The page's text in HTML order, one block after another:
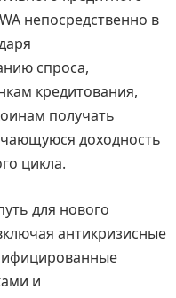
непосредственно в
спроса,
кредитования,
получать
доходность
цикла.
для нового
антикризисные
и